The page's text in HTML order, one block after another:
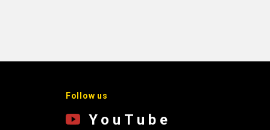
Follow us
YouTube